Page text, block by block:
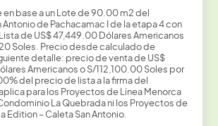
base a un Lote de 90.00 m2 del
de Pachacamac I de la etapa 4 con
de US$ 47,449.00 Dólares Americanos
Soles. Precio desde calculado de
detalle: precio de venta de US$
Americanos o S/112,100.00 Soles por
del precio de lista a la firma del
para los Proyectos de Línea Menorca
La Quebrada ni los Proyectos de
Edition – Caleta San Antonio.